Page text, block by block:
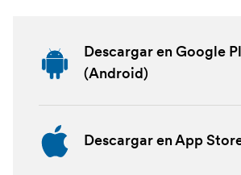
Descargar en Google
(Android)
Descargar en App